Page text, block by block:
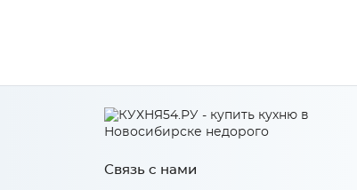
Связь с нами